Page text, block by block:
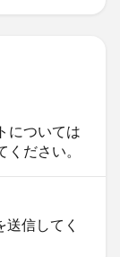
については
ださい。
信してく